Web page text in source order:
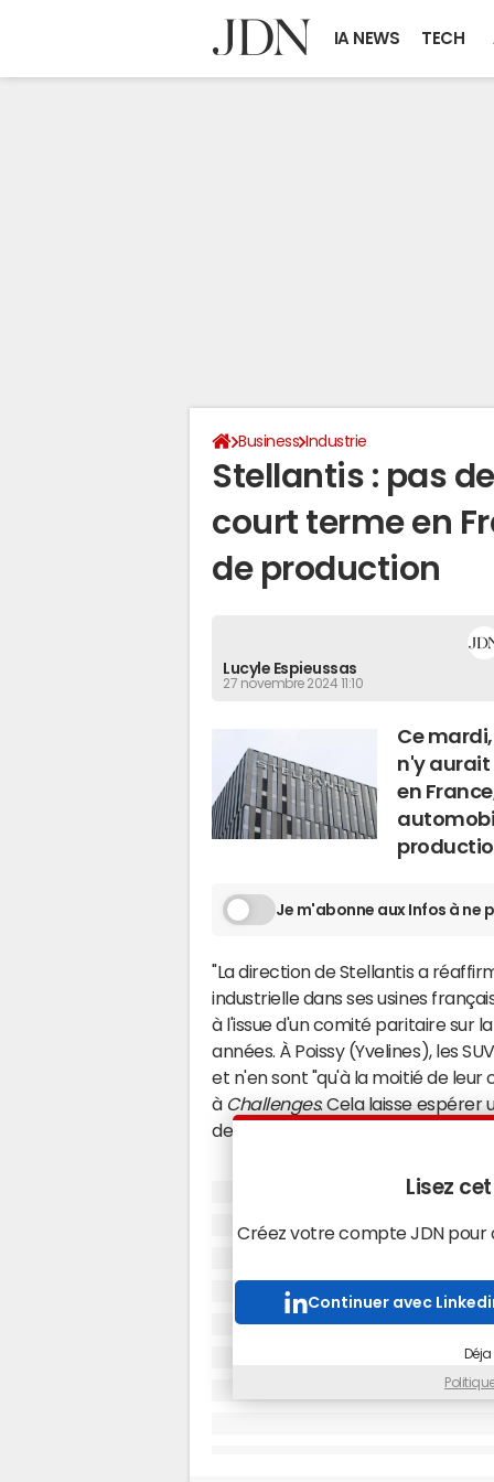
IA NEWS TECH
Business Industrie
Stellantis : pas
court terme en
de production
Lucyle Espieussas
27 novembre 2024 11:10
Ce
n'y aurait
en
Je m'abonne aux Infos à ne
"La direction de Stellantis a
industrielle dans ses usines
à l'issue d'un comité paritaire sur
années. À Poissy (Yvelines), les
et n'en sont "qu'à la moitié de leur
à Challenges. Cela laisse espérer
de quatre ans.
Une baisse de 20% de la
Sur le site de Douvrin (Pas-de-
salariés seront transférés
co-entreprise de Stellantis. 50
Stellantis s'engage à trouver une
vers l'électrique. Elle demande le
France et le renforcement des
Lisez
Créez votre compte JDN pour
Continuer avec